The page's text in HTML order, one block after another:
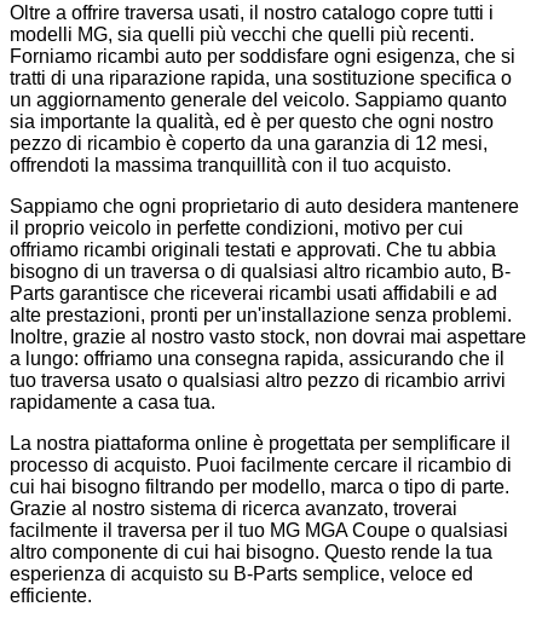
Oltre a offrire traversa usati, il nostro catalogo copre tutti i
modelli MG, sia quelli più vecchi che quelli più recenti.
Forniamo ricambi auto per soddisfare ogni esigenza, che si
tratti di una riparazione rapida, una sostituzione specifica o
un aggiornamento generale del veicolo. Sappiamo quanto
sia importante la qualità, ed è per questo che ogni nostro
pezzo di ricambio è coperto da una garanzia di 12 mesi,
offrendoti la massima tranquillità con il tuo acquisto.
Sappiamo che ogni proprietario di auto desidera mantenere
il proprio veicolo in perfette condizioni, motivo per cui
offriamo ricambi originali testati e approvati. Che tu abbia
bisogno di un traversa o di qualsiasi altro ricambio auto, B-
Parts garantisce che riceverai ricambi usati affidabili e ad
alte prestazioni, pronti per un'installazione senza problemi.
Inoltre, grazie al nostro vasto stock, non dovrai mai aspettare
a lungo: offriamo una consegna rapida, assicurando che il
tuo traversa usato o qualsiasi altro pezzo di ricambio arrivi
rapidamente a casa tua.
La nostra piattaforma online è progettata per semplificare il
processo di acquisto. Puoi facilmente cercare il ricambio di
cui hai bisogno filtrando per modello, marca o tipo di parte.
Grazie al nostro sistema di ricerca avanzato, troverai
facilmente il traversa per il tuo MG MGA Coupe o qualsiasi
altro componente di cui hai bisogno. Questo rende la tua
esperienza di acquisto su B-Parts semplice, veloce ed
efficiente.